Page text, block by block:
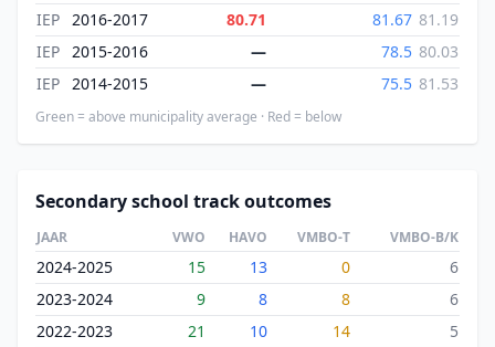
IEP 2016-2017 80.71 81.67 81.19
IEP 2015-2016 — 78.5 80.03
IEP 2014-2015 — 75.5 81.53
Green = above municipality average · Red = below
Secondary school track outcomes
JAAR VWO HAVO VMBO-T VMBO-B/K
2024-2025 15 13 0
6
2023-2024
9 8 8
6
2022-2023
21 10 14
5